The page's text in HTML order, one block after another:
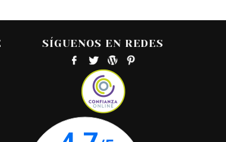
SÍGUENOS EN REDES